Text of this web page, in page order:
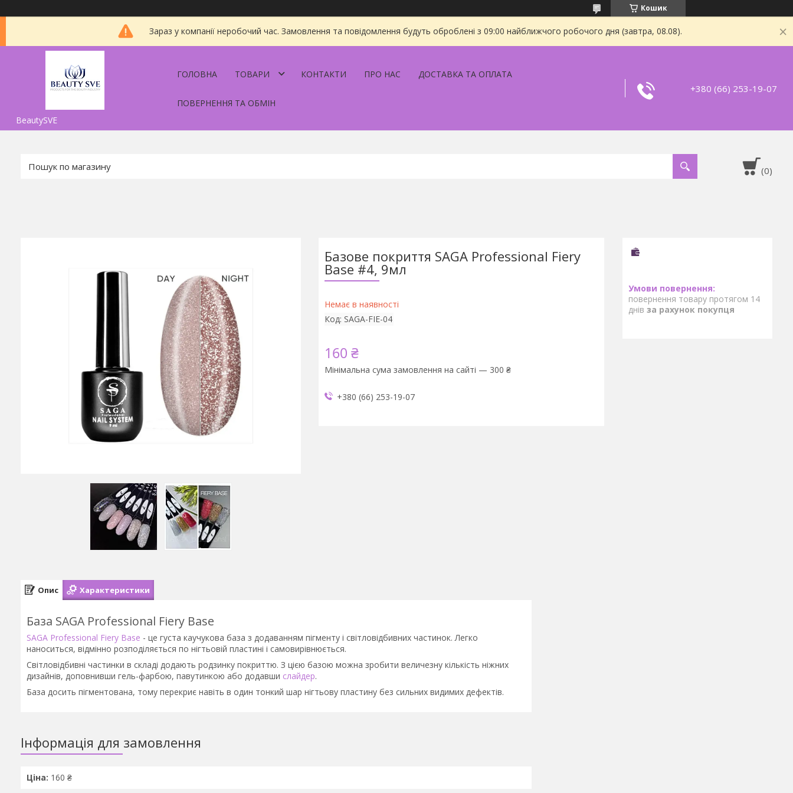
Кошик
Зараз у компанії неробочий час. Замовлення та повідомлення будуть оброблені з 09:00 найближчого робочого дня (завтра, 08.08).
BeautySVE
ГОЛОВНА ТОВАРИ КОНТАКТИ ПРО НАС ДОСТАВКА ТА ОПЛАТА
ПОВЕРНЕННЯ ТА ОБМІН
+380 (66) 253-19-07
Базове покриття SAGA Professional Fiery
Base #4, 9мл
Немає в наявності
Код: SAGA-FIE-04
160 ₴
Мінімальна сума замовлення на сайті — 300 ₴
+380 (66) 253-19-07
повернення товару протягом 14
днів за рахунок покупця
Опис Характеристики
База SAGA Professional Fiery Base
SAGA Professional Fiery Base - це густа каучукова база з додаванням пігменту і світловідбивних частинок. Легко
наноситься, відмінно розподіляється по нігтьовій пластині і самовирівнюється.
Світловідбивні частинки в складі додають родзинку покриттю. З цією базою можна зробити величезну кількість ніжних
дизайнів, доповнивши гель-фарбою, павутинкою або додавши слайдер.
База досить пігментована, тому перекриє навіть в один тонкий шар нігтьову пластину без сильних видимих дефектів.
Інформація для замовлення
Ціна: 160 ₴